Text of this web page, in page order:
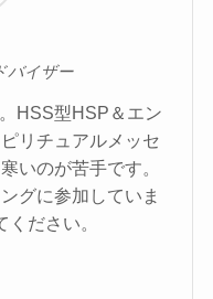
バイザー
HSS型HSP＆エン
リチュアルメッセ
いのが苦手です。
グに参加していま
ださい。